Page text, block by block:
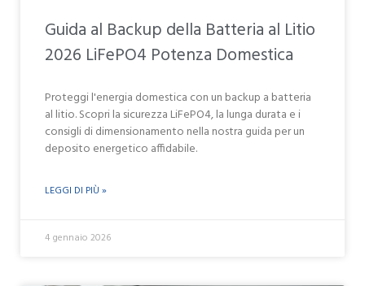
Guida al Backup della Batteria al Litio
2026 LiFePO4 Potenza Domestica
Proteggi l'energia domestica con un backup a batteria
al litio. Scopri la sicurezza LiFePO4, la lunga durata e i
consigli di dimensionamento nella nostra guida per un
deposito energetico affidabile.
LEGGI DI PIÙ »
4 gennaio 2026